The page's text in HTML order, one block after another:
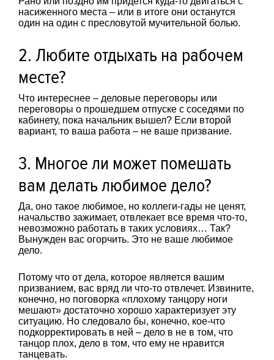
насиженного места – или в итоге они останутся
один на один с пресловутой мучительной болью.
2. Любите отдыхать на рабочем
месте?
Что интереснее – деловые переговоры или
переговоры о прошедшем отпуске с соседями по
кабинету, пока начальник вышел? Если второй
вариант, то ваша работа – не ваше призвание.
3. Многое ли может помешать
вам делать любимое дело?
Да, оно такое любимое, но коллеги-гады не ценят,
начальство зажимает, отвлекает все время что-то,
невозможно работать в таких условиях… Так?
Вынужден вас огорчить. Это не ваше любимое
дело.
Потому что от дела, которое является вашим
призванием, вас вряд ли что-то отвлечет. Извините,
конечно, но поговорка «плохому танцору ноги
мешают» достаточно хорошо характеризует эту
ситуацию. Но следовало бы, конечно, кое-что
подкорректировать в ней – дело в не в том, что
танцор плох, дело в том, что ему не нравится
танцевать.